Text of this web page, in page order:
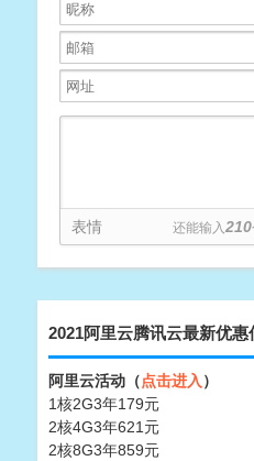
表情 还能输入210
2021阿里云腾讯云最新优惠
阿里云活动（点击进入）
1核2G3年179元
2核4G3年621元
2核8G3年859元